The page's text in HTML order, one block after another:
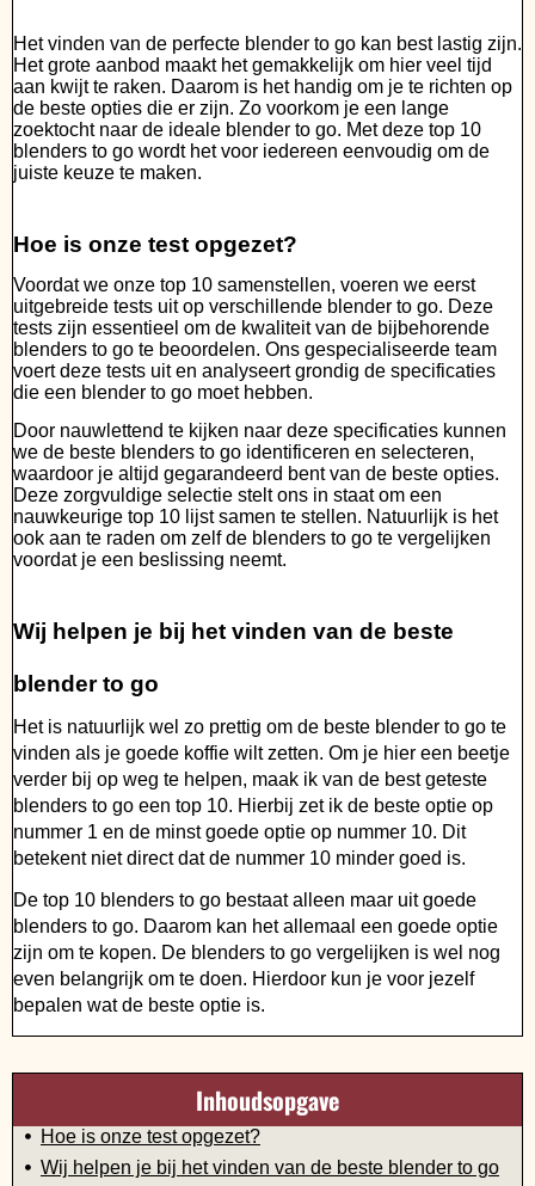
Het vinden van de perfecte blender to go kan best lastig zijn.
Het grote aanbod maakt het gemakkelijk om hier veel tijd
aan kwijt te raken. Daarom is het handig om je te richten op
de beste opties die er zijn. Zo voorkom je een lange
zoektocht naar de ideale blender to go. Met deze top 10
blenders to go wordt het voor iedereen eenvoudig om de
juiste keuze te maken.
Hoe is onze test opgezet?
Voordat we onze top 10 samenstellen, voeren we eerst
uitgebreide tests uit op verschillende blender to go. Deze
tests zijn essentieel om de kwaliteit van de bijbehorende
blenders to go te beoordelen. Ons gespecialiseerde team
voert deze tests uit en analyseert grondig de specificaties
die een blender to go moet hebben.
Door nauwlettend te kijken naar deze specificaties kunnen
we de beste blenders to go identificeren en selecteren,
waardoor je altijd gegarandeerd bent van de beste opties.
Deze zorgvuldige selectie stelt ons in staat om een
nauwkeurige top 10 lijst samen te stellen. Natuurlijk is het
ook aan te raden om zelf de blenders to go te vergelijken
voordat je een beslissing neemt.
Wij helpen je bij het vinden van de beste
blender to go
Het is natuurlijk wel zo prettig om de beste blender to go te
vinden als je goede koffie wilt zetten. Om je hier een beetje
verder bij op weg te helpen, maak ik van de best geteste
blenders to go een top 10. Hierbij zet ik de beste optie op
nummer 1 en de minst goede optie op nummer 10. Dit
betekent niet direct dat de nummer 10 minder goed is.
De top 10 blenders to go bestaat alleen maar uit goede
blenders to go. Daarom kan het allemaal een goede optie
zijn om te kopen. De blenders to go vergelijken is wel nog
even belangrijk om te doen. Hierdoor kun je voor jezelf
bepalen wat de beste optie is.
Inhoudsopgave
Hoe is onze test opgezet?
Wij helpen je bij het vinden van de beste blender to go